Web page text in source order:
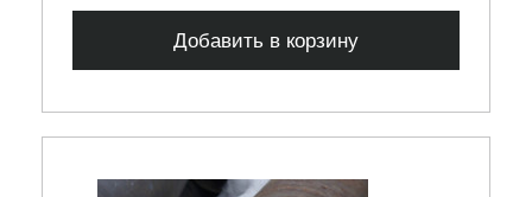
Добавить в корзину